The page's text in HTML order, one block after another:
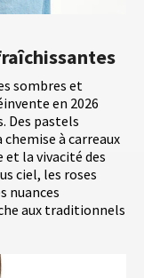
sombres et
en 2026
Des pastels
à carreaux
et la vivacité des
ciel, les roses
nuances
aux traditionnels